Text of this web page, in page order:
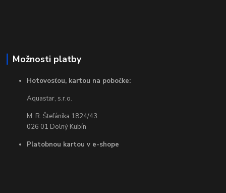
Možnosti platby
Hotovosťou, kartou na pobočke:
Aquastar, s.r.o.
M. R. Štefánika 1824/43
026 01 Dolný Kubín
Platobnou kartou v e-shope